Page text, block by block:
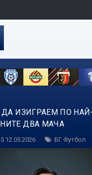
ДА ИЗИГРАЕМ ПО
ДВА МАЧА
12.05.2026 БГ Футбол